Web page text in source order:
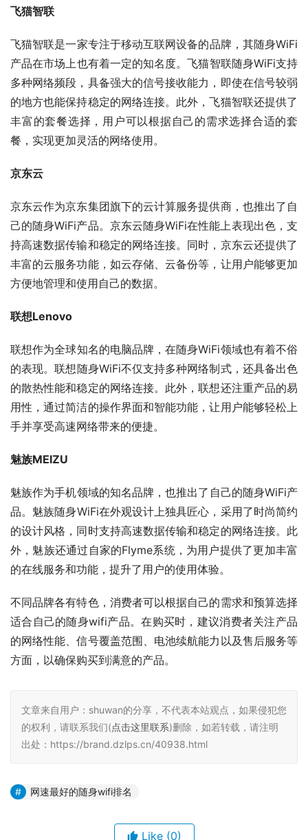
飞猫智联
飞猫智联是一家专注于移动互联网设备的品牌，其随身WiFi
产品在市场上也有着一定的知名度。飞猫智联随身WiFi支持
多种网络频段，具备强大的信号接收能力，即使在信号较弱
的地方也能保持稳定的网络连接。此外，飞猫智联还提供了
丰富的套餐选择，用户可以根据自己的需求选择合适的套
餐，实现更加灵活的网络使用。
京东云
京东云作为京东集团旗下的云计算服务提供商，也推出了自
己的随身WiFi产品。京东云随身WiFi在性能上表现出色，支
持高速数据传输和稳定的网络连接。同时，京东云还提供了
丰富的云服务功能，如云存储、云备份等，让用户能够更加
方便地管理和使用自己的数据。
联想Lenovo
联想作为全球知名的电脑品牌，在随身WiFi领域也有着不俗
的表现。联想随身WiFi不仅支持多种网络制式，还具备出色
的散热性能和稳定的网络连接。此外，联想还注重产品的易
用性，通过简洁的操作界面和智能功能，让用户能够轻松上
手并享受高速网络带来的便捷。
魅族MEIZU
魅族作为手机领域的知名品牌，也推出了自己的随身WiFi产
品。魅族随身WiFi在外观设计上独具匠心，采用了时尚简约
的设计风格，同时支持高速数据传输和稳定的网络连接。此
外，魅族还通过自家的Flyme系统，为用户提供了更加丰富
的在线服务和功能，提升了用户的使用体验。
不同品牌各有特色，消费者可以根据自己的需求和预算选择
适合自己的随身wifi产品。在购买时，建议消费者关注产品
的网络性能、信号覆盖范围、电池续航能力以及售后服务等
方面，以确保购买到满意的产品。
文章来自用户：shuwan的分享，不代表本站观点，如果侵犯您
的权利，请联系我们(点击这里联系)删除，如若转载，请注明
出处：https://brand.dzlps.cn/40938.html
网速最好的随身wifi排名
Like (0)